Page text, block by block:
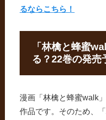
るならこちら！
「林檎と蜂蜜
る？22巻の発売
漫画「林檎と蜂蜜walk
作品です。そのため、